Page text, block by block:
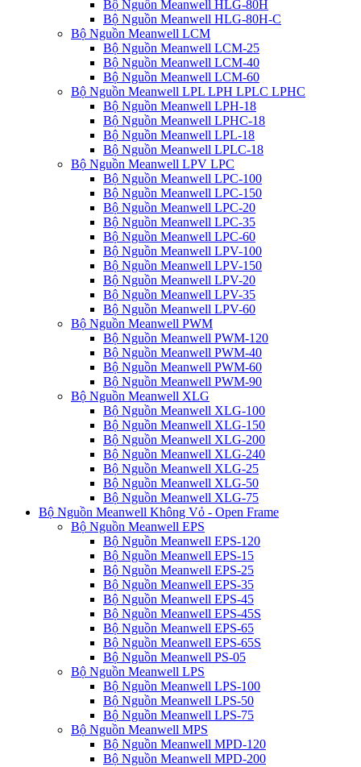
Bộ Nguồn Meanwell HLG-80H
Bộ Nguồn Meanwell HLG-80H-C
Bộ Nguồn Meanwell LCM
Bộ Nguồn Meanwell LCM-25
Bộ Nguồn Meanwell LCM-40
Bộ Nguồn Meanwell LCM-60
Bộ Nguồn Meanwell LPL LPH LPLC LPHC
Bộ Nguồn Meanwell LPH-18
Bộ Nguồn Meanwell LPHC-18
Bộ Nguồn Meanwell LPL-18
Bộ Nguồn Meanwell LPLC-18
Bộ Nguồn Meanwell LPV LPC
Bộ Nguồn Meanwell LPC-100
Bộ Nguồn Meanwell LPC-150
Bộ Nguồn Meanwell LPC-20
Bộ Nguồn Meanwell LPC-35
Bộ Nguồn Meanwell LPC-60
Bộ Nguồn Meanwell LPV-100
Bộ Nguồn Meanwell LPV-150
Bộ Nguồn Meanwell LPV-20
Bộ Nguồn Meanwell LPV-35
Bộ Nguồn Meanwell LPV-60
Bộ Nguồn Meanwell PWM
Bộ Nguồn Meanwell PWM-120
Bộ Nguồn Meanwell PWM-40
Bộ Nguồn Meanwell PWM-60
Bộ Nguồn Meanwell PWM-90
Bộ Nguồn Meanwell XLG
Bộ Nguồn Meanwell XLG-100
Bộ Nguồn Meanwell XLG-150
Bộ Nguồn Meanwell XLG-200
Bộ Nguồn Meanwell XLG-240
Bộ Nguồn Meanwell XLG-25
Bộ Nguồn Meanwell XLG-50
Bộ Nguồn Meanwell XLG-75
Bộ Nguồn Meanwell Không Vỏ - Open Frame
Bộ Nguồn Meanwell EPS
Bộ Nguồn Meanwell EPS-120
Bộ Nguồn Meanwell EPS-15
Bộ Nguồn Meanwell EPS-25
Bộ Nguồn Meanwell EPS-35
Bộ Nguồn Meanwell EPS-45
Bộ Nguồn Meanwell EPS-45S
Bộ Nguồn Meanwell EPS-65
Bộ Nguồn Meanwell EPS-65S
Bộ Nguồn Meanwell PS-05
Bộ Nguồn Meanwell LPS
Bộ Nguồn Meanwell LPS-100
Bộ Nguồn Meanwell LPS-50
Bộ Nguồn Meanwell LPS-75
Bộ Nguồn Meanwell MPS
Bộ Nguồn Meanwell MPD-120
Bộ Nguồn Meanwell MPD-200